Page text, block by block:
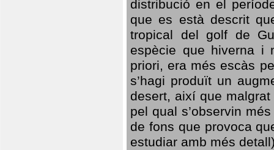
distribució en el
que es està descrit
tropical del golf de
espècie que hiverna i
priori, era més escàs
s’hagi produït un
desert, així que
pel qual s’observin
de fons que provoca
estudiar amb més